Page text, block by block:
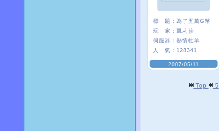
標 題： 為了五萬G幣
玩 家： 凱莉莎
伺服器： 熱情牡羊
人 氣： 128341
2007/05/11
Top 5